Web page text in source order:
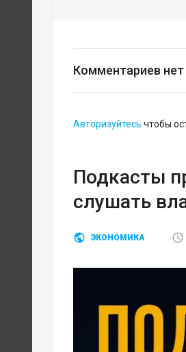
Комментариев нет
Авторизуйтесь чтобы
Подкасты
слушать
ЭКОНОМИКА